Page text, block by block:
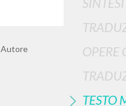
Autore
OPERE
TESTO
TIPOLOGIA OPERA